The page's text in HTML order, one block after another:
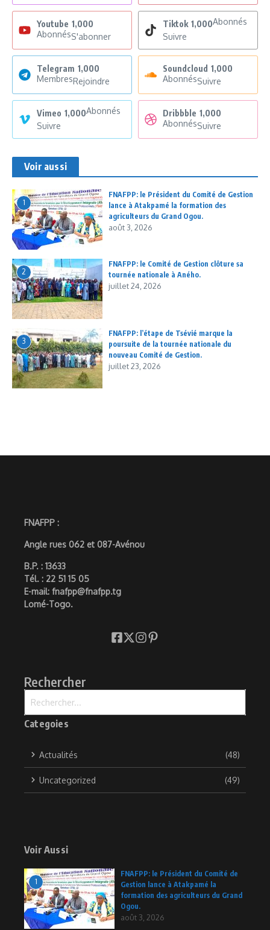
Youtube 1,000
AbonnésS'abonner
Tiktok 1,000Abonnés
Suivre
Telegram 1,000
MembresRejoindre
Soundcloud 1,000
AbonnésSuivre
Vimeo 1,000Abonnés
Suivre
Dribbble 1,000
AbonnésSuivre
Voir aussi
1
FNAFPP: le Président du Comité de Gestion
lance à Atakpamé la formation des
agriculteurs du Grand Ogou.
août 3, 2026
2
FNAFPP: le Comité de Gestion clôture sa
tournée nationale à Aného.
juillet 24, 2026
3
FNAFPP: l’étape de Tsévié marque la
poursuite de la tournée nationale du
nouveau Comité de Gestion.
juillet 23, 2026
FNAFPP :
Angle rues 062 et 087-Avénou
B.P. : 13633
Tél. : 22 51 15 05
E-mail: fnafpp@fnafpp.tg
Lomé-Togo.
Rechercher
Categoies
Actualités (48)
Uncategorized (49)
Voir Aussi
1
FNAFPP: le Président du Comité de
Gestion lance à Atakpamé la
formation des agriculteurs du Grand
Ogou.
août 3, 2026